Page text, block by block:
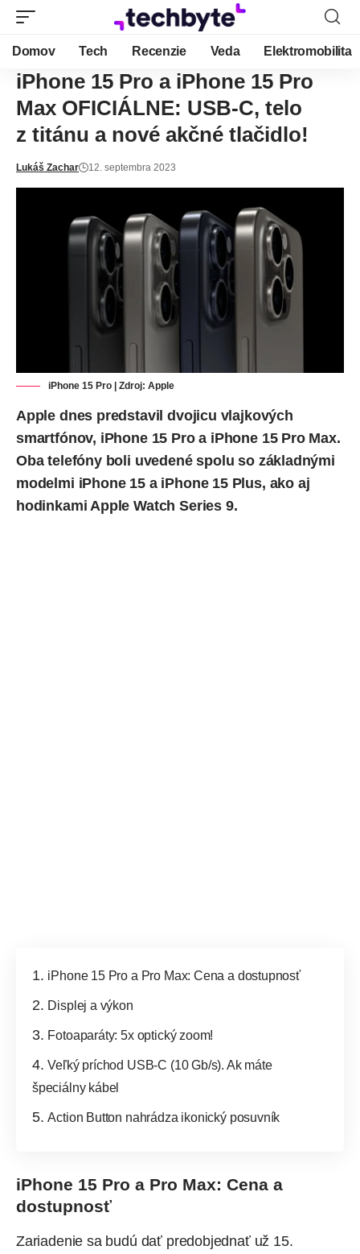
Domov Tech Recenzie Veda Elektromobilita
iPhone 15 Pro a iPhone 15 Pro
Max OFICIÁLNE: USB-C, telo
z titánu a nové akčné tlačidlo!
Lukáš Zachar 12. septembra 2023
iPhone 15 Pro | Zdroj: Apple
Apple dnes predstavil dvojicu vlajkových
smartfónov, iPhone 15 Pro a iPhone 15 Pro Max.
Oba telefóny boli uvedené spolu so základnými
modelmi iPhone 15 a iPhone 15 Plus, ako aj
hodinkami Apple Watch Series 9.
iPhone 15 Pro a Pro Max: Cena a dostupnosť
Displej a výkon
Fotoaparáty: 5x optický zoom!
Veľký príchod USB-C (10 Gb/s). Ak máte
špeciálny kábel
Action Button nahrádza ikonický posuvník
iPhone 15 Pro a Pro Max: Cena a
dostupnosť
Zariadenie sa budú dať predobjednať už 15.